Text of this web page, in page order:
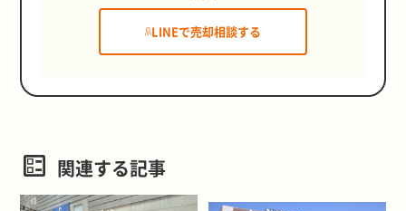
LINEで売却相談する
関連する記事